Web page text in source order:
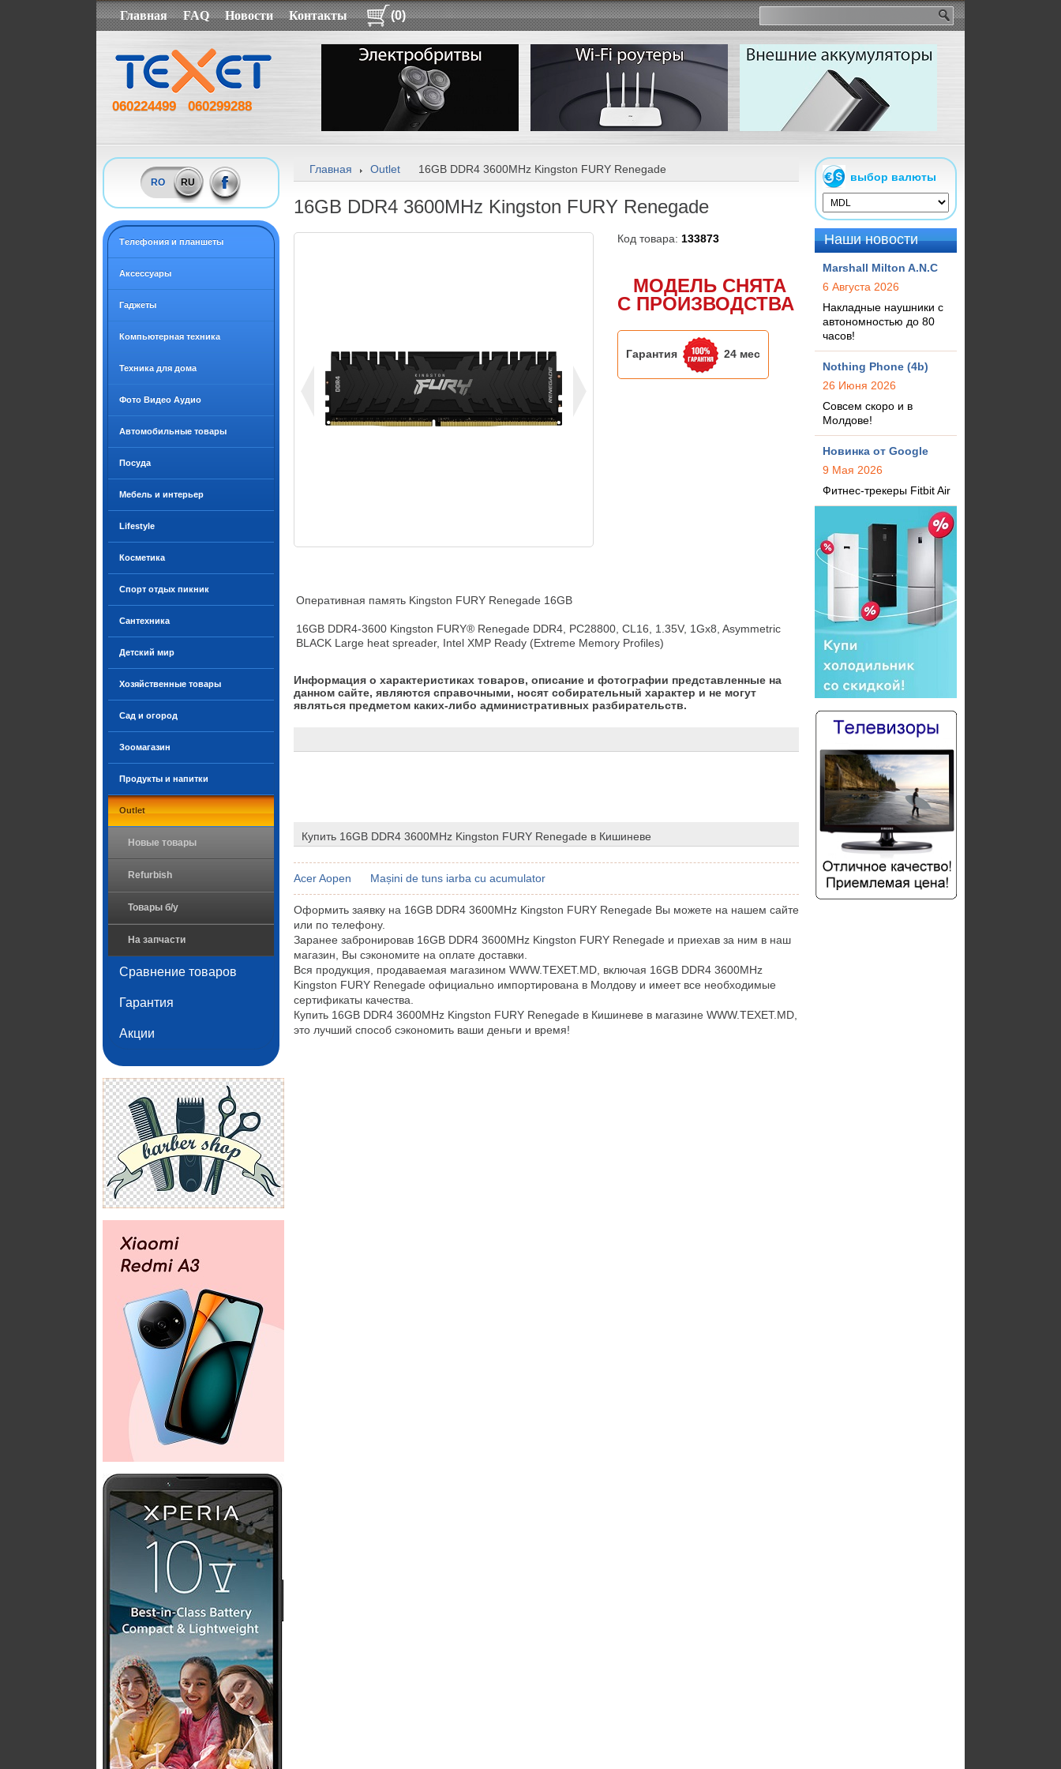
Главная FAQ Новости Контакты (0)
060224499 060299288
RO RU
Tелефония и планшеты
Аксессуары
Гаджеты
Компьютерная техника
Техника для дома
Фото Видео Аудио
Автомобильные товары
Посуда
Мебель и интерьер
Lifestyle
Косметика
Спорт отдых пикник
Сантехника
Детский мир
Хозяйственные товары
Сад и огород
Зоомагазин
Продукты и напитки
Outlet
Новые товары
Refurbish
Товары б/у
На запчасти
Сравнение товаров
Гарантия
Акции
Главная Outlet 16GB DDR4 3600MHz Kingston FURY Renegade
16GB DDR4 3600MHz Kingston FURY Renegade
Код товара: 133873
МОДЕЛЬ СНЯТА
С ПРОИЗВОДСТВА
Гарантия 24 мес
Оперативная память Kingston FURY Renegade 16GB
16GB DDR4-3600 Kingston FURY® Renegade DDR4, PC28800, CL16, 1.35V, 1Gx8, Asymmetric
BLACK Large heat spreader, Intel XMP Ready (Extreme Memory Profiles)
Информация о характеристиках товаров, описание и фотографии представленные на
данном сайте, являются справочными, носят собирательный характер и не могут
являться предметом каких-либо административных разбирательств.
Купить 16GB DDR4 3600MHz Kingston FURY Renegade в Кишиневе
Acer Aopen Mașini de tuns iarba cu acumulator
Оформить заявку на 16GB DDR4 3600MHz Kingston FURY Renegade Вы можете на нашем сайте
или по телефону.
Заранее забронировав 16GB DDR4 3600MHz Kingston FURY Renegade и приехав за ним в наш
магазин, Вы сэкономите на оплате доставки.
Вся продукция, продаваемая магазином WWW.TEXET.MD, включая 16GB DDR4 3600MHz
Kingston FURY Renegade официально импортирована в Молдову и имеет все необходимые
сертификаты качества.
Купить 16GB DDR4 3600MHz Kingston FURY Renegade в Кишиневе в магазине WWW.TEXET.MD,
это лучший способ сэкономить ваши деньги и время!
выбор валюты
Наши новости
Marshall Milton A.N.C
6 Августа 2026
Накладные наушники с
автономностью до 80
часов!
Nothing Phone (4b)
26 Июня 2026
Совсем скоро и в
Молдове!
Новинка от Google
9 Мая 2026
Фитнес-трекеры Fitbit Air